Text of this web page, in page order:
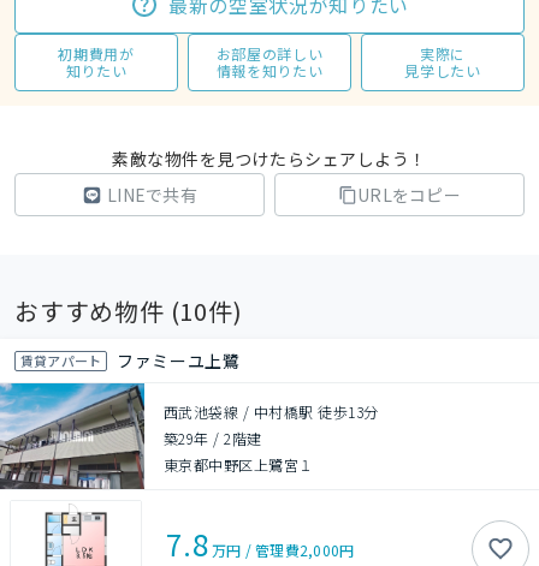
初期費用が
知りたい
お部屋の詳しい
情報を知りたい
実際に
見学したい
素敵な物件を見つけたらシェアしよう！
LINEで共有
URLをコピー
おすすめ物件 (10件)
賃貸アパート ファミーユ上鷺
西武池袋線 / 中村橋駅 徒歩13分
築29年 /2階建
東京都中野区上鷺宮１
7.8万円 /管理費2,000円